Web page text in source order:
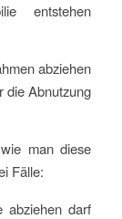
entstehen
abziehen
die Abnutzung
man diese
Fälle:
abziehen darf